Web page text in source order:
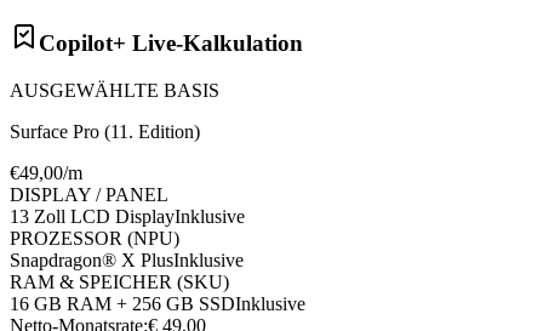
Copilot+ Live-Kalkulation
AUSGEWÄHLTE BASIS
Surface Pro (11. Edition)
€49,00/m
DISPLAY / PANEL
13 Zoll LCD DisplayInklusive
PROZESSOR (NPU)
Snapdragon® X PlusInklusive
RAM & SPEICHER (SKU)
16 GB RAM + 256 GB SSDInklusive
Netto-Monatsrate:€ 49,00